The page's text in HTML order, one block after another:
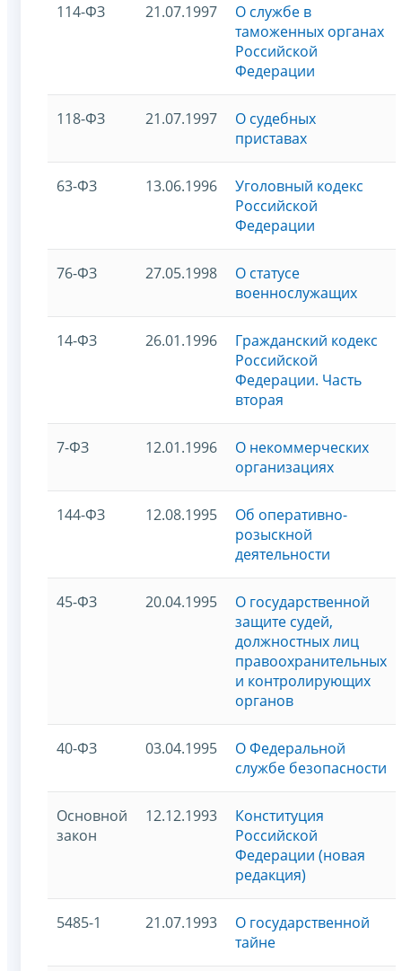
114-ФЗ 21.07.1997
О службе в
таможенных органах
Российской
Федерации
118-ФЗ 21.07.1997
О судебных
приставах
63-ФЗ 13.06.1996
Уголовный кодекс
Российской
Федерации
76-ФЗ 27.05.1998
О статусе
военнослужащих
14-ФЗ 26.01.1996
Гражданский кодекс
Российской
Федерации. Часть
вторая
7-ФЗ 12.01.1996
О некоммерческих
организациях
144-ФЗ 12.08.1995
Об оперативно-
розыскной
деятельности
45-ФЗ 20.04.1995
О государственной
защите судей,
должностных лиц
правоохранительных
и контролирующих
органов
40-ФЗ 03.04.1995
О Федеральной
службе безопасности
Основной
закон
12.12.1993
Конституция
Российской
Федерации (новая
редакция)
5485-1 21.07.1993
О государственной
тайне